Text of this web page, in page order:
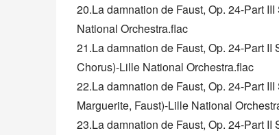
20.La damnation de Faust, Op. 24-Part
National Orchestra.flac
21.La damnation de Faust, Op. 24-Part II
Chorus)-Lille National Orchestra.flac
22.La damnation de Faust, Op. 24-Part
Marguerite, Faust)-Lille National
23.La damnation de Faust, Op. 24-Part II